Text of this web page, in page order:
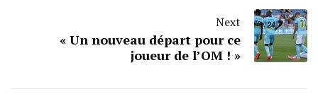
Next
« Un nouveau départ pour ce
joueur de l’OM ! »